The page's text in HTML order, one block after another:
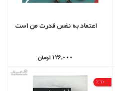
اعتماد به نفس قدرت من است
126,000 تومان
10 %